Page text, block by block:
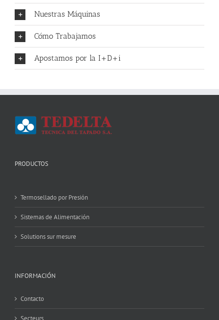
Nuestras Máquinas
Cómo Trabajamos
Apostamos por la I+D+i
PRODUCTOS
Termosellado por Presión
Sistemas de Alimentación
Solutions sur mesure
INFORMACIÓN
Contacto